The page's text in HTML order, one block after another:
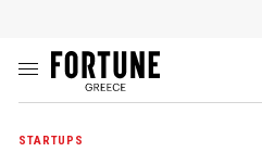
STARTUPS